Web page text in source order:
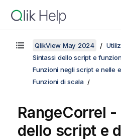
QlikView May 2024
Sintassi dello script e
Funzioni negli script e nelle
Funzioni di scala
RangeCorrel -
dello script e